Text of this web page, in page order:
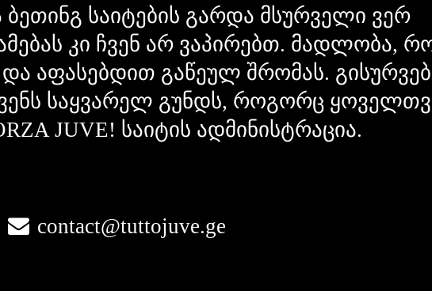
ბეთინგ საიტების გარდა მსურველი ვერ
კი ჩვენ არ ვაპირებთ. მადლობა,
აფასებდით გაწეულ შრომას.
საყვარელ გუნდს, როგორც
JUVE! საიტის ადმინისტრაცია.
contact@tuttojuve.ge